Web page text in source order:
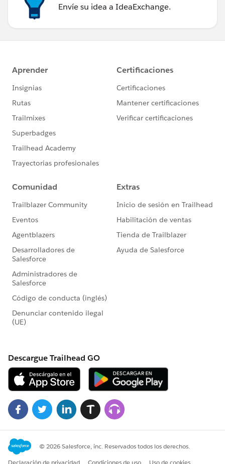
Envíe su idea a IdeaExchange.